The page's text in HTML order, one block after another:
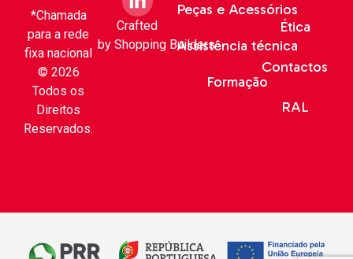
*Chamada
para a rede
fixa nacional
© 2026
Todos os
Direitos
Reservados.
Peças e Acessórios
Assistência técnica
Formação
Ética
Contactos
RAL
Crafted
by Shopping Builders